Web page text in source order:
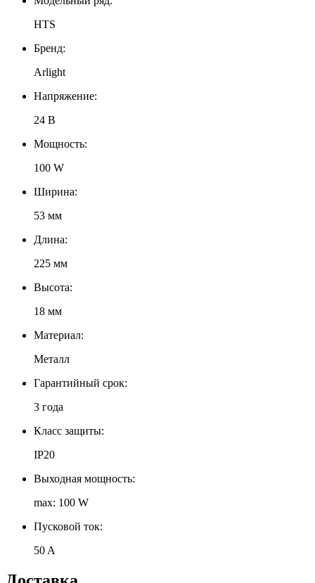
HTS
Бренд:
Arlight
Напряжение:
24 В
Мощность:
100 W
Ширина:
53 мм
Длина:
225 мм
Высота:
18 мм
Материал:
Металл
Гарантийный срок:
3 года
Класс защиты:
IP20
Выходная мощность:
max: 100 W
Пусковой ток:
50 A